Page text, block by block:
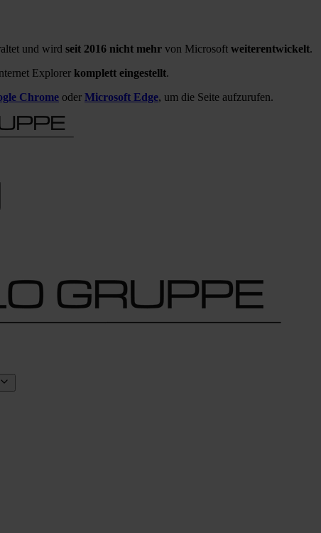
und wird seit 2016 nicht mehr von Microsoft weiterentwickelt.
Explorer komplett eingestellt.
Chrome oder Microsoft Edge, um die Seite aufzurufen.